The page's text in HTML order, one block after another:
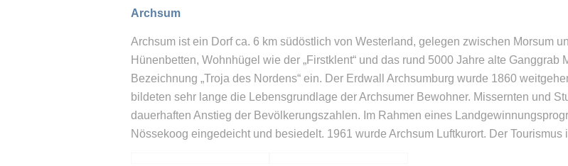
Archsum
Archsum ist ein Dorf ca. 6 km südöstlich von Westerland, gelegen zwischen Morsum
Hünenbetten, Wohnhügel wie der „Firstklent“ und das rund 5000 Jahre alte Ganggrab
Bezeichnung „Troja des Nordens“ ein. Der Erdwall Archsumburg wurde 1860
bildeten sehr lange die Lebensgrundlage der Archsumer Bewohner. Missernten und
dauerhaften Anstieg der Bevölkerungszahlen. Im Rahmen eines
Nössekoog eingedeicht und besiedelt. 1961 wurde Archsum Luftkurort. Der